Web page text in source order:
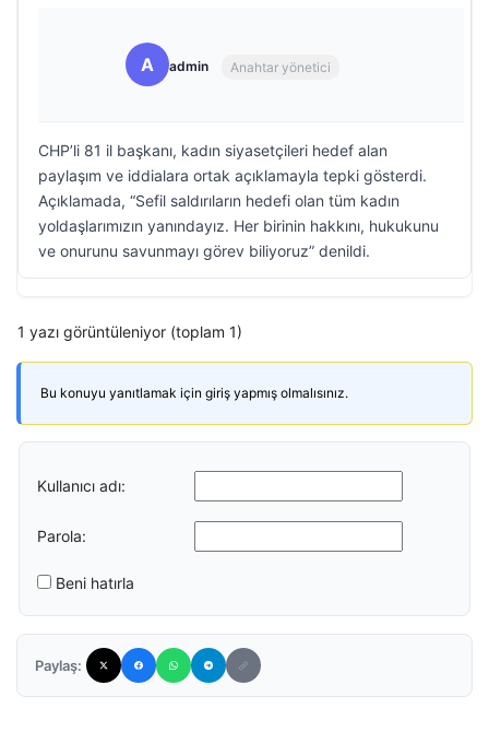
A admin Anahtar yönetici
CHP’li 81 il başkanı, kadın siyasetçileri hedef alan
paylaşım ve iddialara ortak açıklamayla tepki gösterdi.
Açıklamada, “Sefil saldırıların hedefi olan tüm kadın
yoldaşlarımızın yanındayız. Her birinin hakkını, hukukunu
ve onurunu savunmayı görev biliyoruz” denildi.
1 yazı görüntüleniyor (toplam 1)
Bu konuyu yanıtlamak için giriş yapmış olmalısınız.
Kullanıcı adı:
Parola:
Beni hatırla
Paylaş: